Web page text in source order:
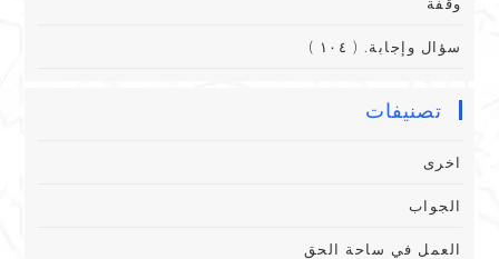
سؤال وإجابة. ( ١٠٤ )
تصنيفات
اخرى
الجواب
العمل في ساحة الحق